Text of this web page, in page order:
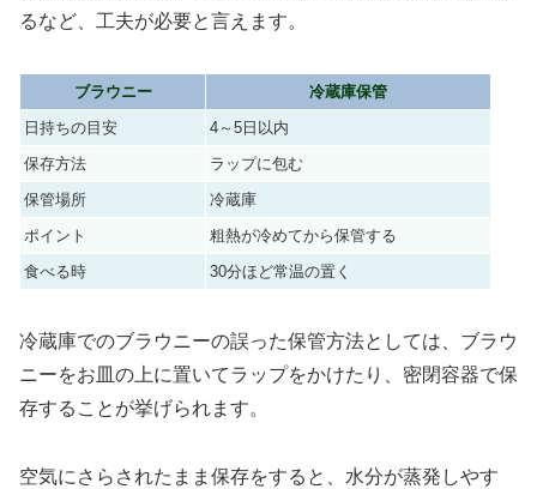
るなど、工夫が必要と言えます。
ブラウニー
冷蔵庫保管
日持ちの目安
4～5日以内
保存方法
ラップに包む
保管場所
冷蔵庫
ポイント
粗熱が冷めてから保管する
食べる時
30分ほど常温の置く
冷蔵庫でのブラウニーの誤った保管方法としては、ブラウ
ニーをお皿の上に置いてラップをかけたり、密閉容器で保
存することが挙げられます。
空気にさらされたまま保存をすると、水分が蒸発しやす